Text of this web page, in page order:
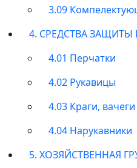
3.09
4. СРЕДСТВА ЗАЩИТЫ
4.01 Перчатки
4.02 Рукавицы
4.03 Краги, вачеги
4.04 Нарукавники
5. ХОЗЯЙСТВЕННАЯ